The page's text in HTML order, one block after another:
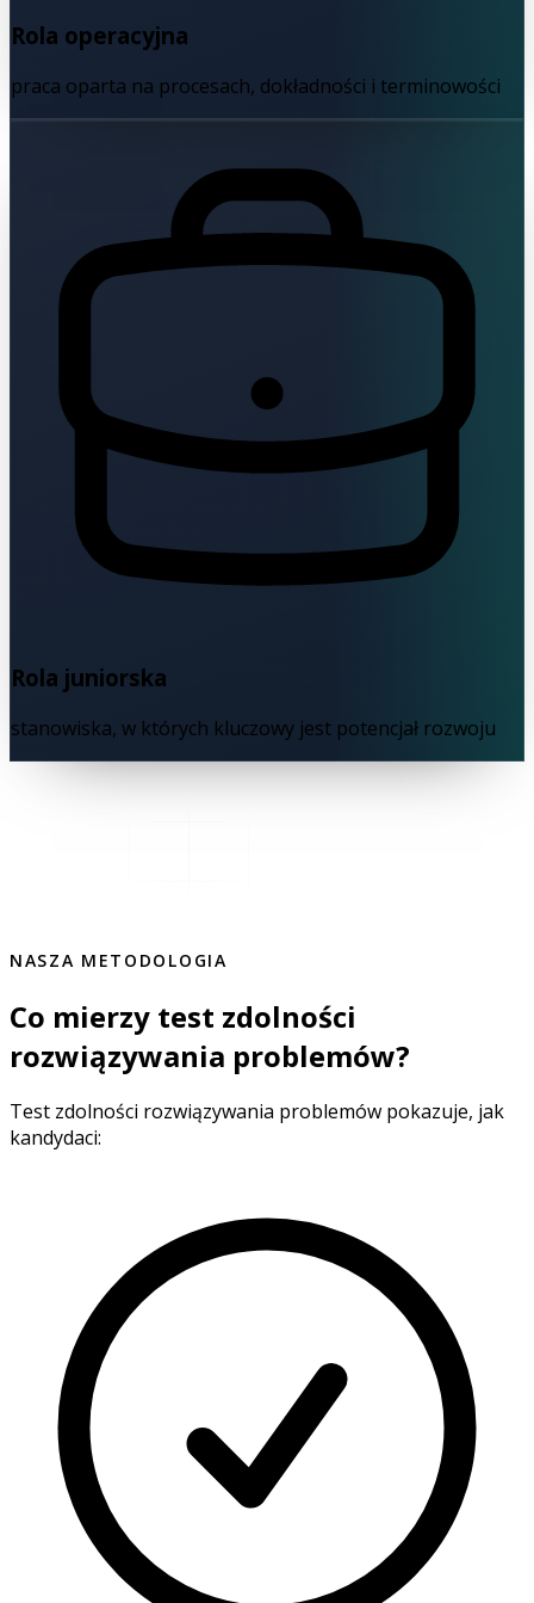
Rola operacyjna
praca oparta na procesach, dokładności i terminowości
Rola juniorska
stanowiska, w których kluczowy jest potencjał rozwoju
NASZA METODOLOGIA
Co mierzy test zdolności
rozwiązywania problemów?
Test zdolności rozwiązywania problemów pokazuje, jak
kandydaci: